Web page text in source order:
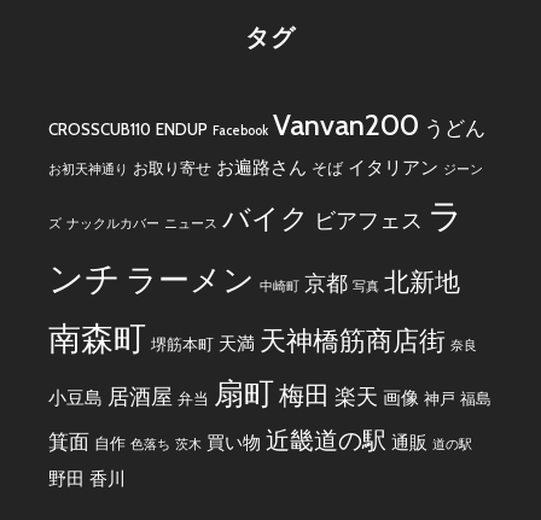
タグ
CROSSCUB110 ENDUP Facebook Vanvan200 うどん
お初天神通り お取り寄せ お遍路さん そば イタリアン ジーン
ズ ナックルカバー ニュース バイク ビアフェス ラ
ンチ ラーメン 中崎町 京都 写真 北新地
南森町 堺筋本町 天満 天神橋筋商店街 奈良
小豆島 居酒屋 弁当 扇町梅田 楽天 画像 神戸 福島
箕面 自作 色落ち 茨木 買い物 近畿道の駅 通販 道の駅
野田 香川